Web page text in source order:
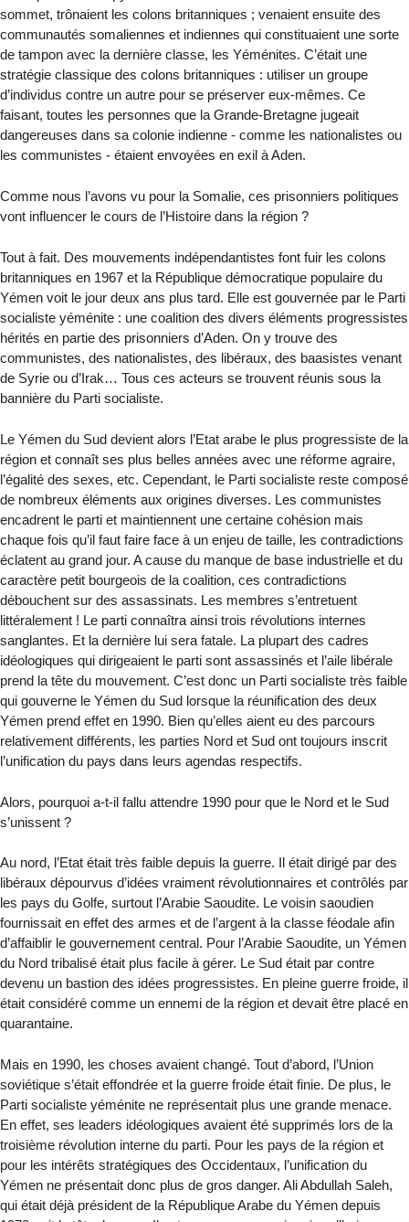
sommet, trônaient les colons britanniques ; venaient ensuite des
communautés somaliennes et indiennes qui constituaient une sorte
de tampon avec la dernière classe, les Yéménites. C’était une
stratégie classique des colons britanniques : utiliser un groupe
d’individus contre un autre pour se préserver eux-mêmes. Ce
faisant, toutes les personnes que la Grande-Bretagne jugeait
dangereuses dans sa colonie indienne - comme les nationalistes ou
les communistes - étaient envoyées en exil à Aden.
Comme nous l’avons vu pour la Somalie, ces prisonniers politiques
vont influencer le cours de l’Histoire dans la région ?
Tout à fait. Des mouvements indépendantistes font fuir les colons
britanniques en 1967 et la République démocratique populaire du
Yémen voit le jour deux ans plus tard. Elle est gouvernée par le Parti
socialiste yéménite : une coalition des divers éléments progressistes
hérités en partie des prisonniers d’Aden. On y trouve des
communistes, des nationalistes, des libéraux, des baasistes venant
de Syrie ou d’Irak… Tous ces acteurs se trouvent réunis sous la
bannière du Parti socialiste.
Le Yémen du Sud devient alors l’Etat arabe le plus progressiste de la
région et connaît ses plus belles années avec une réforme agraire,
l’égalité des sexes, etc. Cependant, le Parti socialiste reste composé
de nombreux éléments aux origines diverses. Les communistes
encadrent le parti et maintiennent une certaine cohésion mais
chaque fois qu’il faut faire face à un enjeu de taille, les contradictions
éclatent au grand jour. A cause du manque de base industrielle et du
caractère petit bourgeois de la coalition, ces contradictions
débouchent sur des assassinats. Les membres s’entretuent
littéralement ! Le parti connaîtra ainsi trois révolutions internes
sanglantes. Et la dernière lui sera fatale. La plupart des cadres
idéologiques qui dirigeaient le parti sont assassinés et l’aile libérale
prend la tête du mouvement. C’est donc un Parti socialiste très faible
qui gouverne le Yémen du Sud lorsque la réunification des deux
Yémen prend effet en 1990. Bien qu’elles aient eu des parcours
relativement différents, les parties Nord et Sud ont toujours inscrit
l’unification du pays dans leurs agendas respectifs.
Alors, pourquoi a-t-il fallu attendre 1990 pour que le Nord et le Sud
s’unissent ?
Au nord, l’Etat était très faible depuis la guerre. Il était dirigé par des
libéraux dépourvus d’idées vraiment révolutionnaires et contrôlés par
les pays du Golfe, surtout l’Arabie Saoudite. Le voisin saoudien
fournissait en effet des armes et de l’argent à la classe féodale afin
d’affaiblir le gouvernement central. Pour l’Arabie Saoudite, un Yémen
du Nord tribalisé était plus facile à gérer. Le Sud était par contre
devenu un bastion des idées progressistes. En pleine guerre froide, il
était considéré comme un ennemi de la région et devait être placé en
quarantaine.
Mais en 1990, les choses avaient changé. Tout d’abord, l’Union
soviétique s’était effondrée et la guerre froide était finie. De plus, le
Parti socialiste yéménite ne représentait plus une grande menace.
En effet, ses leaders idéologiques avaient été supprimés lors de la
troisième révolution interne du parti. Pour les pays de la région et
pour les intérêts stratégiques des Occidentaux, l’unification du
Yémen ne présentait donc plus de gros danger. Ali Abdullah Saleh,
qui était déjà président de la République Arabe du Yémen depuis